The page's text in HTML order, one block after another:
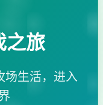
之旅
场生活，进入